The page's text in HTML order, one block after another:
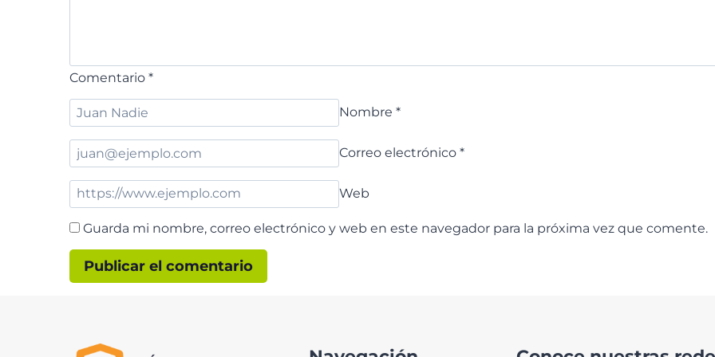
Comentario *
Nombre *
Correo electrónico *
Web
Guarda mi nombre, correo electrónico y web en este navegador para la próxima vez que comente.